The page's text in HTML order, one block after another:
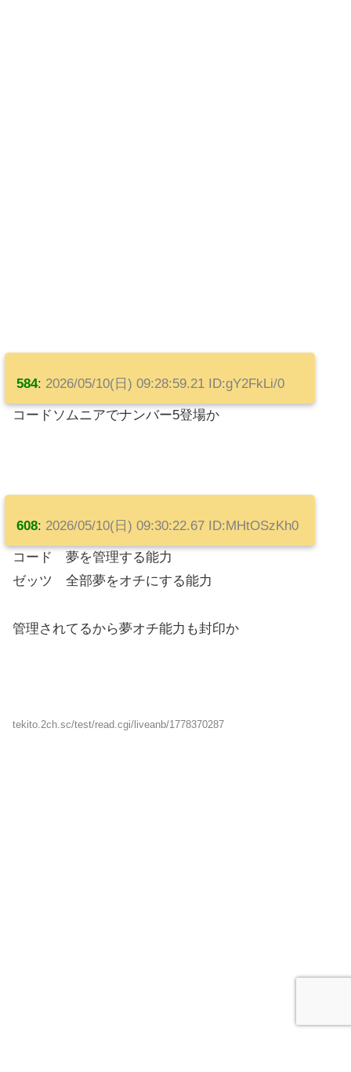
584: 2026/05/10(日) 09:28:59.21 ID:gY2FkLi/0
コードソムニアでナンバー5登場か
608: 2026/05/10(日) 09:30:22.67 ID:MHtOSzKh0
コード 夢を管理する能力
ゼッツ 全部夢をオチにする能力
管理されてるから夢オチ能力も封印か
tekito.2ch.sc/test/read.cgi/liveanb/1778370287